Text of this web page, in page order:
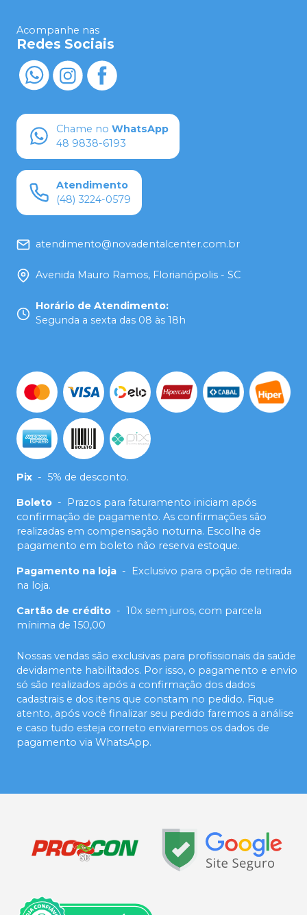
Acompanhe nas
Redes Sociais
Chame no WhatsApp
48 9838-6193
Atendimento
(48) 3224-0579
atendimento@novadentalcenter.com.br
Avenida Mauro Ramos, Florianópolis - SC
Horário de Atendimento:
Segunda a sexta das 08 às 18h
Pix - 5% de desconto.
Boleto -
Prazos para faturamento iniciam após
confirmação de pagamento. As confirmações são
realizadas em compensação noturna. Escolha de
pagamento em boleto não reserva estoque.
Pagamento na loja -
Exclusivo para opção de retirada
na loja.
Cartão de crédito - 10x sem juros, com parcela
mínima de 150,00
Nossas vendas são exclusivas para profissionais da saúde
devidamente habilitados. Por isso, o pagamento e envio
só são realizados após a confirmação dos dados
cadastrais e dos itens que constam no pedido. Fique
atento, após você finalizar seu pedido faremos a análise
e caso tudo esteja correto enviaremos os dados de
pagamento via WhatsApp.